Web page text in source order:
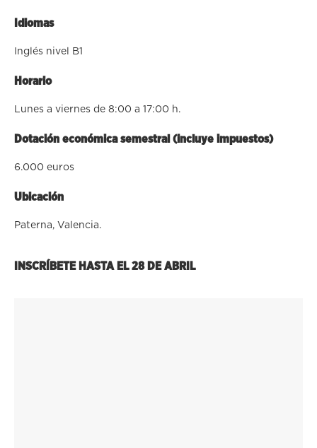
Idiomas
Inglés nivel B1
Horario
Lunes a viernes de 8:00 a 17:00 h.
Dotación económica semestral (incluye impuestos)
6.000 euros
Ubicación
Paterna, Valencia.
INSCRÍBETE HASTA EL 28 DE ABRIL